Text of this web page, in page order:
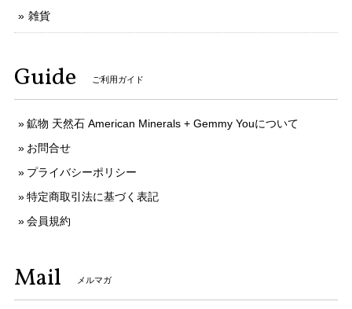
雑貨
Guide ご利用ガイド
鉱物 天然石 American Minerals + Gemmy Youについて
お問合せ
プライバシーポリシー
特定商取引法に基づく表記
会員規約
Mail メルマガ